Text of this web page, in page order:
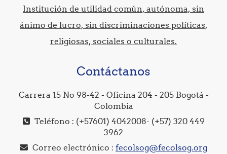
Institución de utilidad común, autónoma, sin
ánimo de lucro, sin discriminaciones políticas,
religiosas, sociales o culturales.
Contáctanos
Carrera 15 No 98-42 - Oficina 204 - 205 Bogotá -
Colombia
Teléfono : (+57601) 4042008- (+57) 320 449
3962
Correo electrónico : fecolsog@fecolsog.org